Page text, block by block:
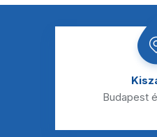
Budapest